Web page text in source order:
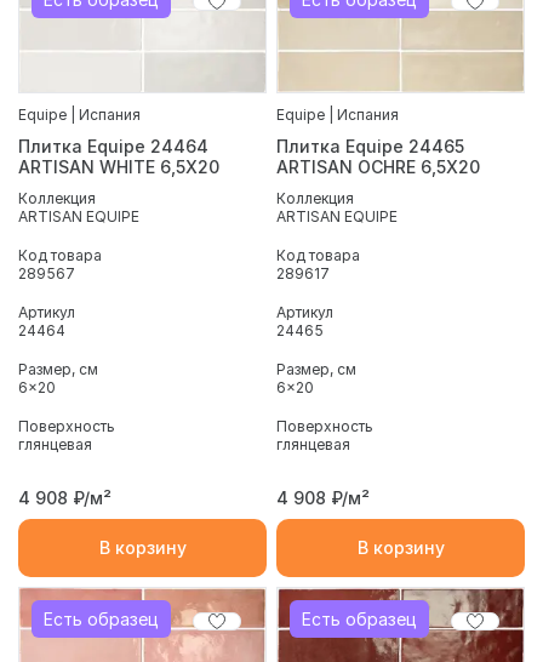
Equipe | Испания
Плитка Equipe 24464
ARTISAN WHITE 6,5X20
Коллекция
ARTISAN EQUIPE
Код товара
289567
Артикул
24464
Размер, см
6x20
Поверхность
глянцевая
4 908 ₽/м²
В корзину
Equipe | Испания
Плитка Equipe 24465
ARTISAN OCHRE 6,5X20
Коллекция
ARTISAN EQUIPE
Код товара
289617
Артикул
24465
Размер, см
6x20
Поверхность
глянцевая
4 908 ₽/м²
В корзину
Есть образец Есть образец